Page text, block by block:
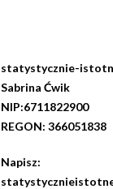
statystycznie-
Sabrina Ćwik
NIP:6711822900
REGON: 366051838
Napisz: